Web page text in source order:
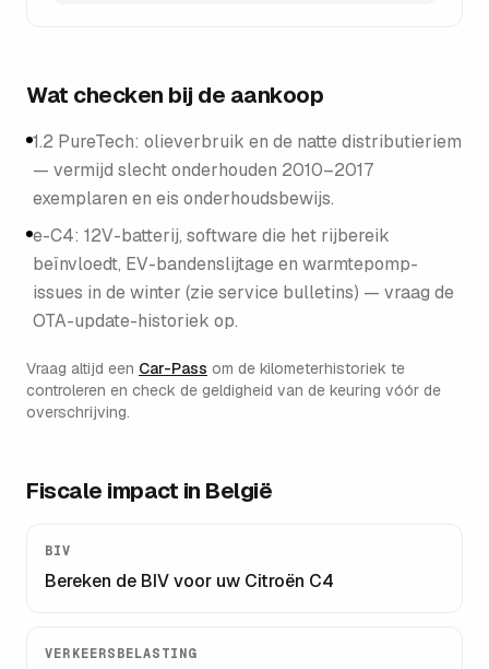
Wat checken bij de aankoop
1.2 PureTech: olieverbruik en de natte distributieriem
— vermijd slecht onderhouden 2010–2017
exemplaren en eis onderhoudsbewijs.
e-C4: 12V-batterij, software die het rijbereik
beïnvloedt, EV-bandenslijtage en warmtepomp-
issues in de winter (zie service bulletins) — vraag de
OTA-update-historiek op.
Vraag altijd een Car-Pass om de kilometerhistoriek te
controleren en check de geldigheid van de keuring vóór de
overschrijving.
Fiscale impact in België
BIV
Bereken de BIV voor uw Citroën C4
VERKEERSBELASTING